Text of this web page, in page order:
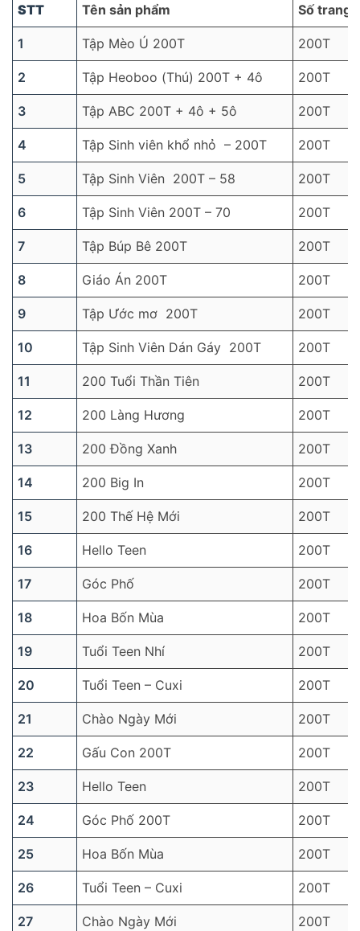
STT Tên sản phẩm Số trang
1 Tập Mèo Ú 200T 200T
2 Tập Heoboo (Thú) 200T + 4ô 200T
3 Tập ABC 200T + 4ô + 5ô 200T
4 Tập Sinh viên khổ nhỏ – 200T 200T
5 Tập Sinh Viên 200T – 58 200T
6 Tập Sinh Viên 200T – 70 200T
7 Tập Búp Bê 200T 200T
8 Giáo Án 200T 200T
9 Tập Ước mơ 200T 200T
10 Tập Sinh Viên Dán Gáy 200T 200T
11 200 Tuổi Thần Tiên 200T
12 200 Làng Hương 200T
13 200 Đồng Xanh 200T
14 200 Big In 200T
15 200 Thế Hệ Mới 200T
16 Hello Teen 200T
17 Góc Phố 200T
18 Hoa Bốn Mùa 200T
19 Tuổi Teen Nhí 200T
20 Tuổi Teen – Cuxi 200T
21 Chào Ngày Mới 200T
22 Gấu Con 200T 200T
23 Hello Teen 200T
24 Góc Phố 200T 200T
25 Hoa Bốn Mùa 200T
26 Tuổi Teen – Cuxi 200T
27 Chào Ngày Mới 200T